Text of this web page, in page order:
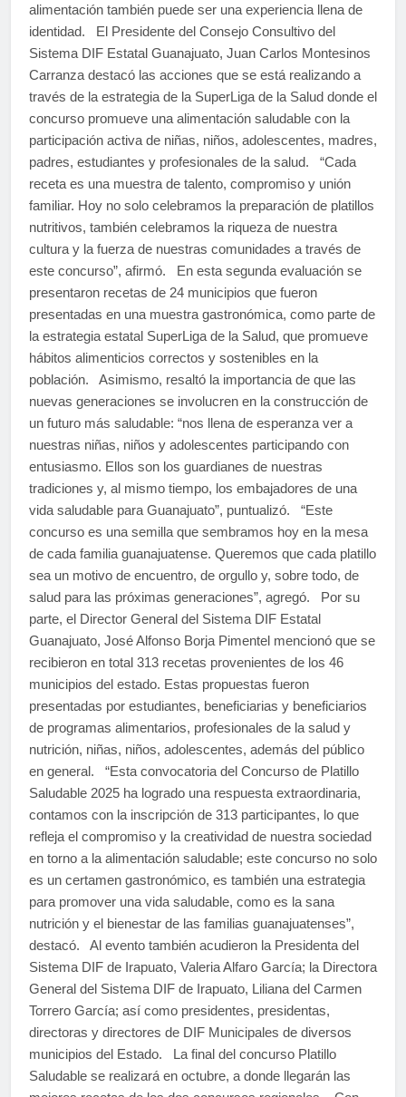
alimentación también puede ser una experiencia llena de
identidad. El Presidente del Consejo Consultivo del
Sistema DIF Estatal Guanajuato, Juan Carlos Montesinos
Carranza destacó las acciones que se está realizando a
través de la estrategia de la SuperLiga de la Salud donde el
concurso promueve una alimentación saludable con la
participación activa de niñas, niños, adolescentes, madres,
padres, estudiantes y profesionales de la salud. “Cada
receta es una muestra de talento, compromiso y unión
familiar. Hoy no solo celebramos la preparación de platillos
nutritivos, también celebramos la riqueza de nuestra
cultura y la fuerza de nuestras comunidades a través de
este concurso”, afirmó. En esta segunda evaluación se
presentaron recetas de 24 municipios que fueron
presentadas en una muestra gastronómica, como parte de
la estrategia estatal SuperLiga de la Salud, que promueve
hábitos alimenticios correctos y sostenibles en la
población. Asimismo, resaltó la importancia de que las
nuevas generaciones se involucren en la construcción de
un futuro más saludable: “nos llena de esperanza ver a
nuestras niñas, niños y adolescentes participando con
entusiasmo. Ellos son los guardianes de nuestras
tradiciones y, al mismo tiempo, los embajadores de una
vida saludable para Guanajuato”, puntualizó. “Este
concurso es una semilla que sembramos hoy en la mesa
de cada familia guanajuatense. Queremos que cada platillo
sea un motivo de encuentro, de orgullo y, sobre todo, de
salud para las próximas generaciones”, agregó. Por su
parte, el Director General del Sistema DIF Estatal
Guanajuato, José Alfonso Borja Pimentel mencionó que se
recibieron en total 313 recetas provenientes de los 46
municipios del estado. Estas propuestas fueron
presentadas por estudiantes, beneficiarias y beneficiarios
de programas alimentarios, profesionales de la salud y
nutrición, niñas, niños, adolescentes, además del público
en general. “Esta convocatoria del Concurso de Platillo
Saludable 2025 ha logrado una respuesta extraordinaria,
contamos con la inscripción de 313 participantes, lo que
refleja el compromiso y la creatividad de nuestra sociedad
en torno a la alimentación saludable; este concurso no solo
es un certamen gastronómico, es también una estrategia
para promover una vida saludable, como es la sana
nutrición y el bienestar de las familias guanajuatenses”,
destacó. Al evento también acudieron la Presidenta del
Sistema DIF de Irapuato, Valeria Alfaro García; la Directora
General del Sistema DIF de Irapuato, Liliana del Carmen
Torrero García; así como presidentes, presidentas,
directoras y directores de DIF Municipales de diversos
municipios del Estado. La final del concurso Platillo
Saludable se realizará en octubre, a donde llegarán las